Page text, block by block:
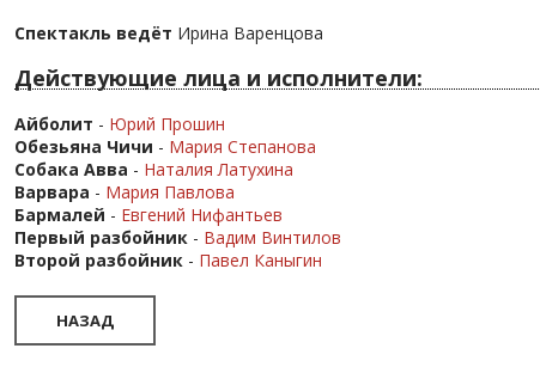
Спектакль ведёт Ирина Варенцова
Действующие лица и исполнители:
Айболит - Юрий Прошин
Обезьяна Чичи - Мария Степанова
Собака Авва - Наталия Латухина
Варвара - Мария Павлова
Бармалей - Евгений Нифантьев
Первый разбойник - Вадим Винтилов
Второй разбойник - Павел Каныгин
НАЗАД